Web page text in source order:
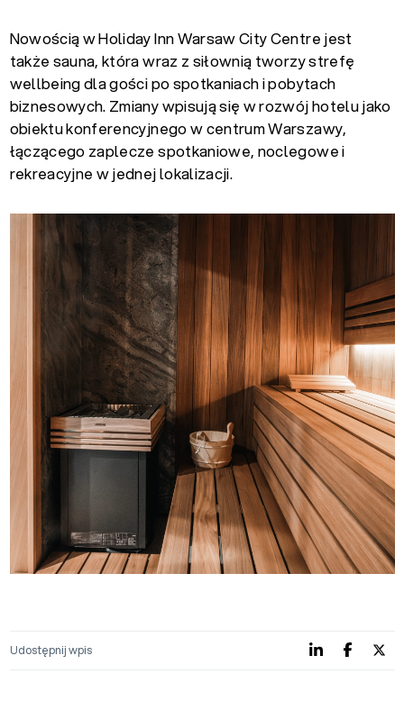
Nowością w Holiday Inn Warsaw City Centre jest
także sauna, która wraz z siłownią tworzy strefę
wellbeing dla gości po spotkaniach i pobytach
biznesowych. Zmiany wpisują się w rozwój hotelu jako
obiektu konferencyjnego w centrum Warszawy,
łączącego zaplecze spotkaniowe, noclegowe i
rekreacyjne w jednej lokalizacji.
Udostępnij wpis